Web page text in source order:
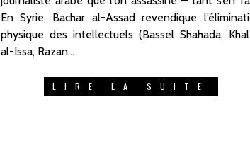
al-Issa, Razan…
LIRE LA SUITE